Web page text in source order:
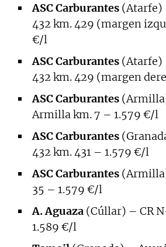
ASC Carburantes (Atarfe)
432 km. 429 (margen
€/l
ASC Carburantes (Atarfe)
432 km. 429 (margen
ASC Carburantes
Armilla km. 7 – 1.579 €/l
ASC Carburantes
432 km. 431 – 1.579 €/l
ASC Carburantes
35 – 1.579 €/l
A. Aguaza (Cúllar) – CR
1.589 €/l